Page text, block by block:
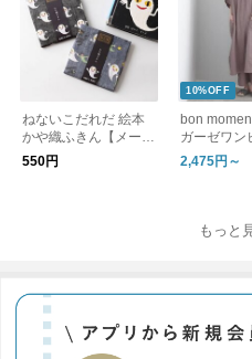
ねないこだれだ 絵本
かや織ふきん【メール
便可】
550円
10%OFF
bon
ガーゼワン
ームワンピ
2,475円～
もっと